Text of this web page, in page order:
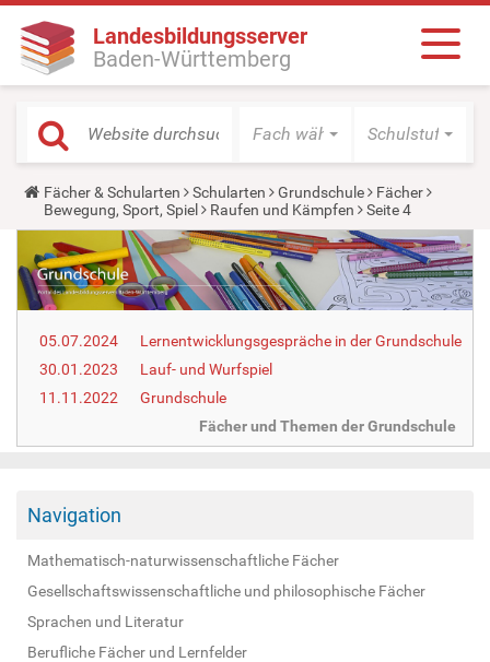
Landesbildungsserver
Baden-Württemberg
Fach wählen Schulstufe
Y
o
u
r
e
h
e
e
:
Fächer & Schularten Schularten Grundschule
Fächer
Bewegung, Sport, Spiel
Raufen und Kämpfen Seite 4
05.07.2024
Lernentwicklungsgespräche in der Grundschule
30.01.2023
Lauf- und Wurfspiel
11.11.2022
Grundschule
Fächer und Themen der Grundschule
Navigation
Mathematisch-naturwissenschaftliche Fächer
Gesellschaftswissenschaftliche und philosophische Fächer
Sprachen und Literatur
Berufliche Fächer und Lernfelder